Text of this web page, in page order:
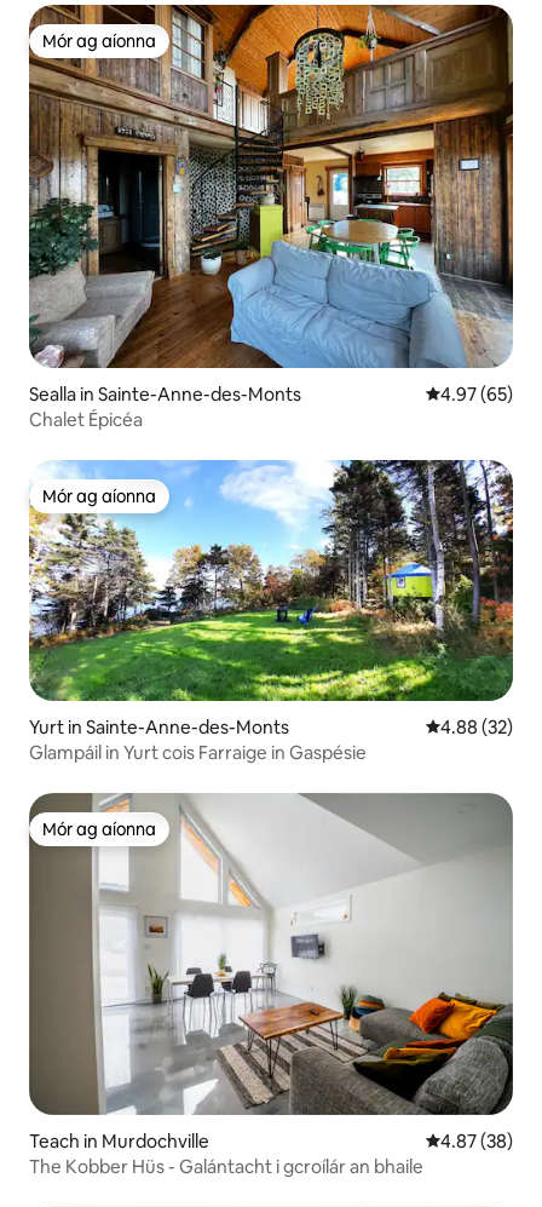
Mór ag aíonna
Mór ag aíonna
Sealla in Sainte-Anne-des-Monts Meánrátáil
4.97 (65)
Chalet Épicéa
Mór ag aíonna
Mór ag aíonna
Yurt in Sainte-Anne-des-Monts Meánrátáil
4.88 (32)
Glampáil in Yurt cois Farraige in Gaspésie
Mór ag aíonna
Mór ag aíonna
Teach in Murdochville Meánrátáil
4.87 (38)
The Kobber Hüs - Galántacht i gcroílár an bhaile